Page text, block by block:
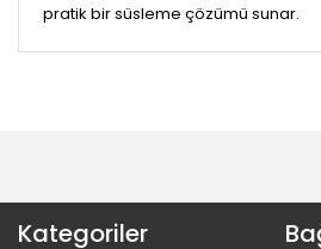
pratik bir süsleme çözümü sunar.
Kategoriler